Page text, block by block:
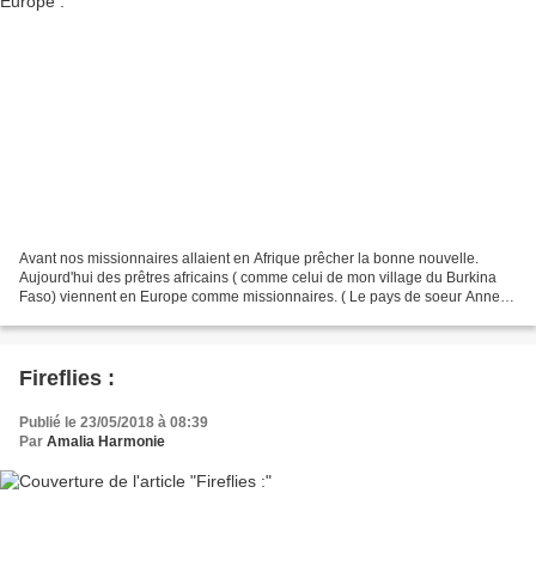
Avant nos missionnaires allaient en Afrique prêcher la bonne nouvelle.
Aujourd'hui des prêtres africains ( comme celui de mon village du Burkina
Faso) viennent en Europe comme missionnaires. ( Le pays de soeur Anne-
Fireflies :
Publié le 23/05/2018 à 08:39
Par Amalia Harmonie